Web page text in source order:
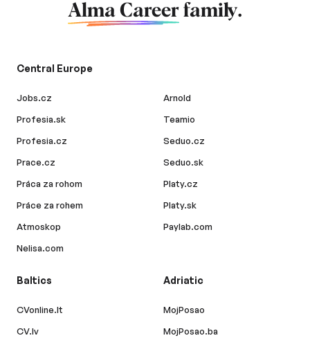
Alma Career family.
Central Europe
Jobs.cz
Profesia.sk
Profesia.cz
Prace.cz
Práca za rohom
Práce za rohem
Atmoskop
Nelisa.com
Arnold
Teamio
Seduo.cz
Seduo.sk
Platy.cz
Platy.sk
Paylab.com
Baltics
CVonline.lt
CV.lv
Adriatic
MojPosao
MojPosao.ba